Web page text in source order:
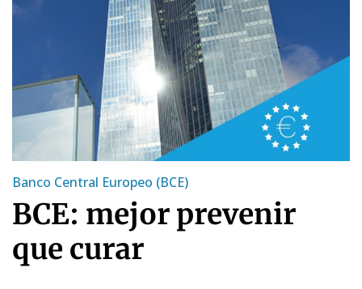
Banco Central Europeo (BCE)
BCE: mejor prevenir
que curar